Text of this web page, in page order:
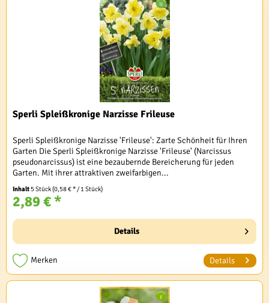
Sperli Spleißkronige Narzisse Frileuse
Sperli Spleißkronige Narzisse 'Frileuse': Zarte Schönheit für Ihren
Garten Die Sperli Spleißkronige Narzisse 'Frileuse' (Narcissus
pseudonarcissus) ist eine bezaubernde Bereicherung für jeden
Garten. Mit ihrer attraktiven zweifarbigen...
Inhalt 5 Stück(0,58 € * / 1 Stück)
2,89 € *
Details
Merken Details